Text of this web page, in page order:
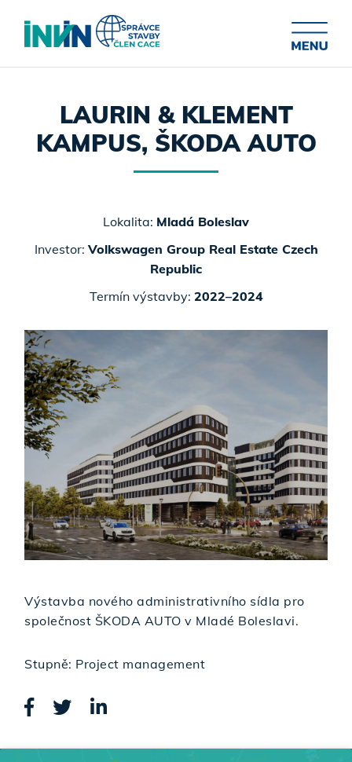
LAURIN & KLEMENT
KAMPUS, ŠKODA AUTO
Lokalita: Mladá Boleslav
Investor: Volkswagen Group Real Estate Czech
Republic
Termín výstavby: 2022–2024
Výstavba nového administrativního sídla pro
společnost ŠKODA AUTO v Mladé Boleslavi.
Stupně: Project management